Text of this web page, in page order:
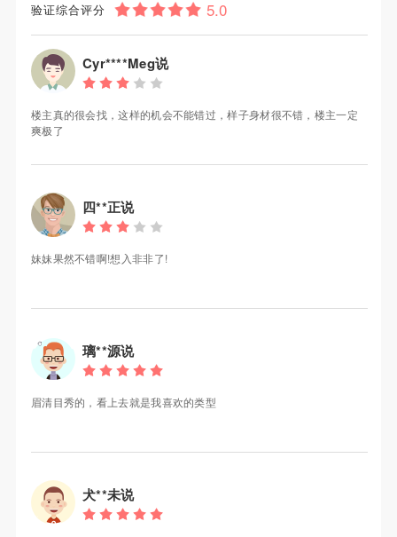
验证综合评分
Cyr****Meg说
楼主真的很会找，这样的机会不能错过，样子身材很不错，楼主一定
爽极了
四**正说
妹妹果然不错啊!想入非非了!
璃**源说
眉清目秀的，看上去就是我喜欢的类型
犬**未说